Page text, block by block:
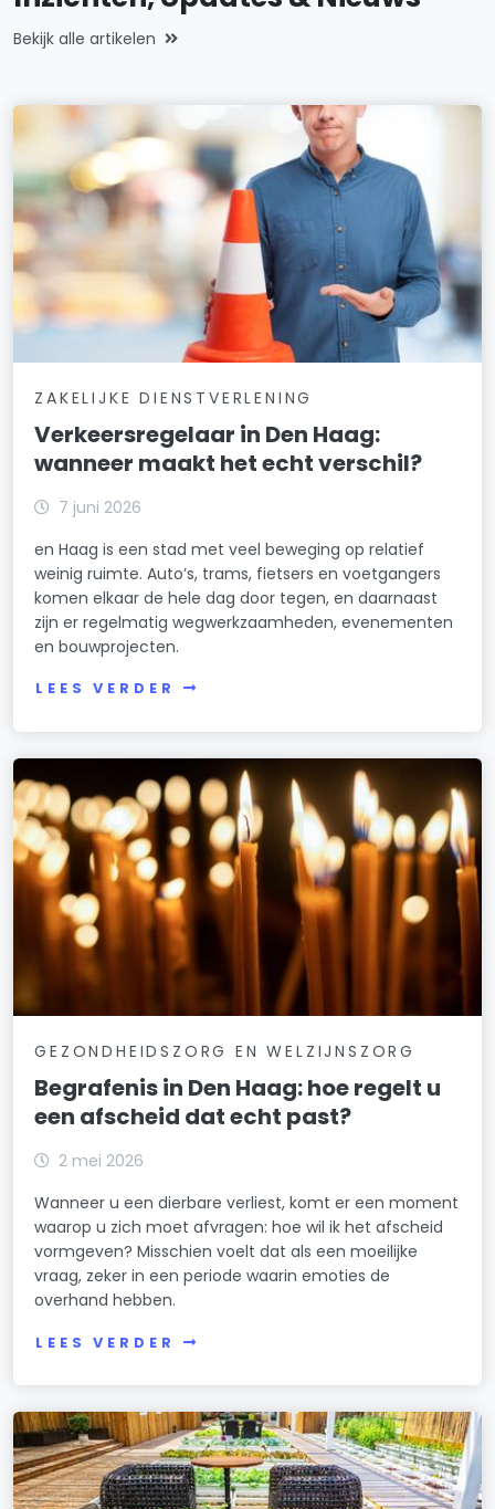
Bekijk alle artikelen
ZAKELIJKE DIENSTVERLENING
Verkeersregelaar in Den Haag:
wanneer maakt het echt verschil?
7 juni 2026
en Haag is een stad met veel beweging op relatief
weinig ruimte. Auto’s, trams, fietsers en voetgangers
komen elkaar de hele dag door tegen, en daarnaast
zijn er regelmatig wegwerkzaamheden, evenementen
en bouwprojecten.
LEES VERDER
GEZONDHEIDSZORG EN WELZIJNSZORG
Begrafenis in Den Haag: hoe regelt u
een afscheid dat echt past?
2 mei 2026
Wanneer u een dierbare verliest, komt er een moment
waarop u zich moet afvragen: hoe wil ik het afscheid
vormgeven? Misschien voelt dat als een moeilijke
vraag, zeker in een periode waarin emoties de
overhand hebben.
LEES VERDER